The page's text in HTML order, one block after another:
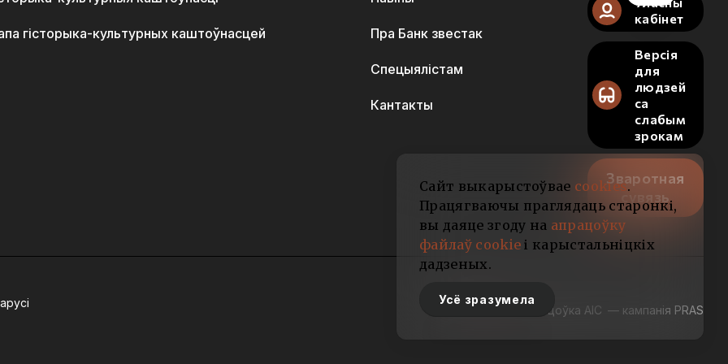
гісторыка-культурных каштоўнасцей Пра Банк звестак
Спецыялістам
Кантакты
кабінет
Версія
для
людзей
са
слабым
зрокам
Зваротная
сувязь
Распрацоўка АІС — кампанія PRAS
Сайт выкарыстоўвае cookies.
Працягваючы праглядаць старонкі,
вы даяце згоду на апрацоўку
файлаў cookie і карыстальніцкіх
дадзеных.
Усё зразумела